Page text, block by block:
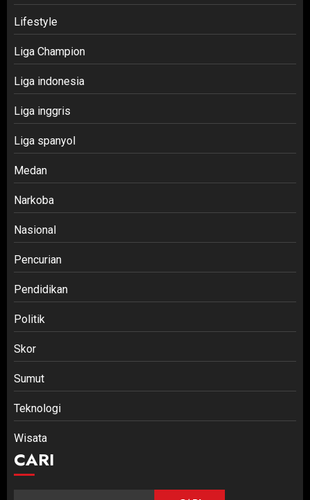
Lifestyle
Liga Champion
Liga indonesia
Liga inggris
Liga spanyol
Medan
Narkoba
Nasional
Pencurian
Pendidikan
Politik
Skor
Sumut
Teknologi
Wisata
CARI